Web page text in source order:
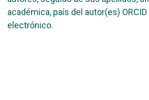
académica, país del autor(es)
electrónico.